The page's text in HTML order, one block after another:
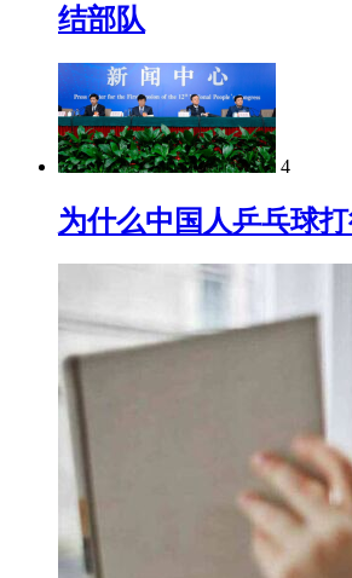
结部队
4
为什么中国人乒乓球